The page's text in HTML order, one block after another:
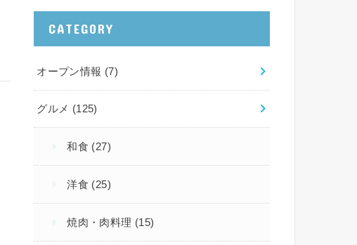
CATEGORY
オープン情報 (7)
グルメ (125)
和食 (27)
洋食 (25)
焼肉・肉料理 (15)